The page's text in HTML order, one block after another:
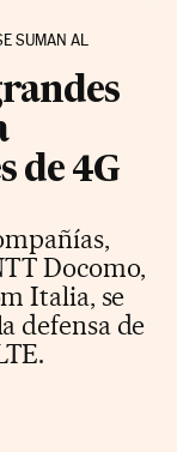
SUMAN AL
de 4G
Docomo,
Italia, se
defensa de